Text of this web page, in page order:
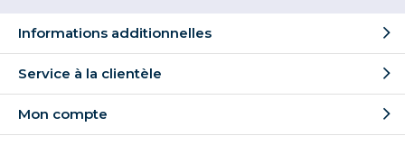
Informations additionnelles
Service à la clientèle
Mon compte